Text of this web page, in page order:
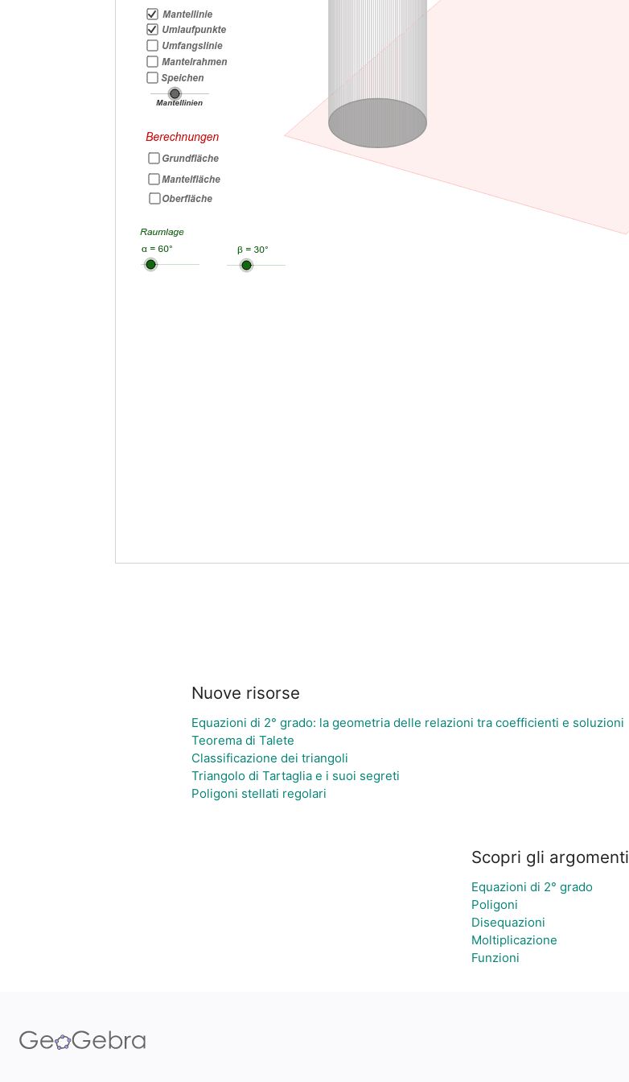
Nuove risorse
Equazioni di 2° grado: la geometria delle relazioni tra coefficienti e soluzioni
Teorema di Talete
Classificazione dei triangoli
Triangolo di Tartaglia e i suoi segreti
Poligoni stellati regolari
Scopri gli argomenti
Equazioni di 2° grado
Poligoni
Disequazioni
Moltiplicazione
Funzioni